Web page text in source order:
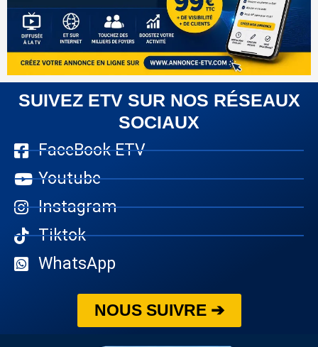
SUIVEZ ETV SUR NOS RÉSEAUX
SOCIAUX
FaceBook ETV
Youtube
Instagram
Tiktok
WhatsApp
NOUS SUIVRE ➔